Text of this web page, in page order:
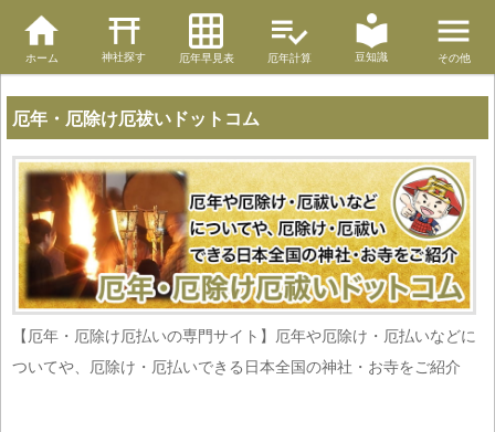
ホーム 神社探す 厄年早見表 厄年計算 豆知識 その他
厄年・厄除け厄祓いドットコム
【厄年・厄除け厄払いの専門サイト】厄年や厄除け・厄払いなどに
ついてや、厄除け・厄払いできる日本全国の神社・お寺をご紹介